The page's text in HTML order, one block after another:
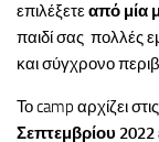
επιλέξετεαπό μία
παιδί σας πολλές
και σύγχρονο
Το camp αρχίζει στις
Σεπτεμβρίου 2022